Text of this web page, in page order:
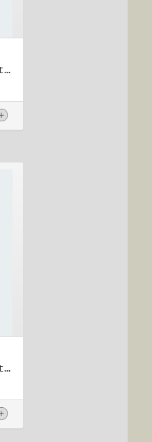
Titel: Unterlagen der Bundestagsgruppe und -fraktion Bündnis 90/Die Grünen (1)
Titel: Unterlagen der Bundestagsgruppe und -fraktion Bündnis 90/Die Grünen (4)